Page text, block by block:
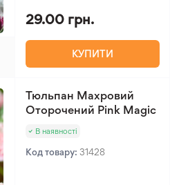
29.00 грн.
КУПИТИ
Тюльпан Махровий
Оторочений Pink Magic
В наявності
Код товару: 31428